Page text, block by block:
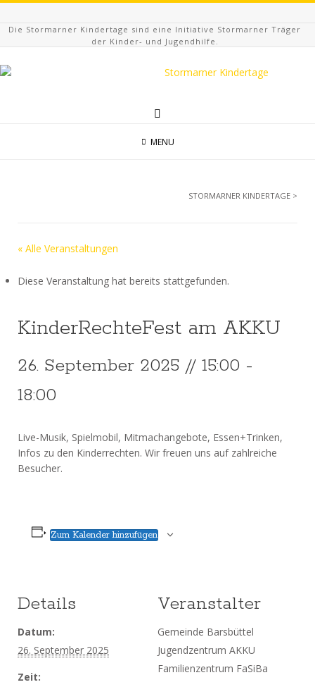
Die Stormarner Kindertage sind eine Initiative Stormarner Träger
der Kinder- und Jugendhilfe.
MENU
STORMARNER KINDERTAGE >
« Alle Veranstaltungen
Diese Veranstaltung hat bereits stattgefunden.
KinderRechteFest am AKKU
26. September 2025 // 15:00 -
18:00
Live-Musik, Spielmobil, Mitmachangebote, Essen+Trinken,
Infos zu den Kinderrechten. Wir freuen uns auf zahlreiche
Besucher.
Zum Kalender hinzufügen
Details
Datum:
26. September 2025
Zeit:
Veranstalter
Gemeinde Barsbüttel
Jugendzentrum AKKU
Familienzentrum FaSiBa